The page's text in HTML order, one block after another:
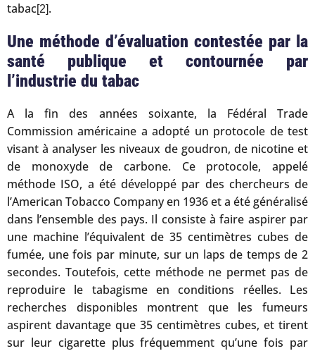
tabac[2].
Une méthode d’évaluation contestée par la
santé publique et contournée par
l’industrie du tabac
A la fin des années soixante, la Fédéral Trade
Commission américaine a adopté un protocole de test
visant à analyser les niveaux de goudron, de nicotine et
de monoxyde de carbone. Ce protocole, appelé
méthode ISO, a été développé par des chercheurs de
l’American Tobacco Company en 1936 et a été généralisé
dans l’ensemble des pays. Il consiste à faire aspirer par
une machine l’équivalent de 35 centimètres cubes de
fumée, une fois par minute, sur un laps de temps de 2
secondes. Toutefois, cette méthode ne permet pas de
reproduire le tabagisme en conditions réelles. Les
recherches disponibles montrent que les fumeurs
aspirent davantage que 35 centimètres cubes, et tirent
sur leur cigarette plus fréquemment qu’une fois par